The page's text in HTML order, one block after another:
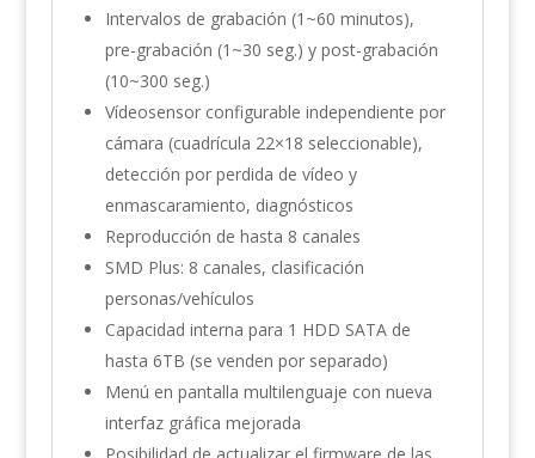
Intervalos de grabación (1~60 minutos),
pre-grabación (1~30 seg.) y post-grabación
(10~300 seg.)
Vídeosensor configurable independiente por
cámara (cuadrícula 22×18 seleccionable),
detección por perdida de vídeo y
enmascaramiento, diagnósticos
Reproducción de hasta 8 canales
SMD Plus: 8 canales, clasificación
personas/vehículos
Capacidad interna para 1 HDD SATA de
hasta 6TB (se venden por separado)
Menú en pantalla multilenguaje con nueva
interfaz gráfica mejorada